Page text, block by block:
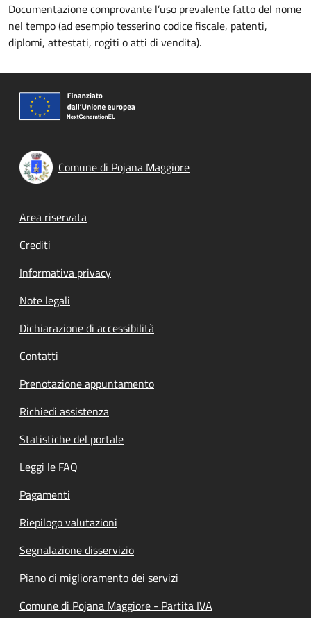
Documentazione comprovante l’uso prevalente fatto del nome
nel tempo (ad esempio tesserino codice fiscale, patenti,
diplomi, attestati, rogiti o atti di vendita).
Comune di Pojana Maggiore
Footer menu
Area riservata
Crediti
Informativa privacy
Note legali
Dichiarazione di accessibilità
Contatti
Prenotazione appuntamento
Richiedi assistenza
Statistiche del portale
Leggi le FAQ
Pagamenti
Riepilogo valutazioni
Segnalazione disservizio
Piano di miglioramento dei servizi
Comune di Pojana Maggiore - Partita IVA